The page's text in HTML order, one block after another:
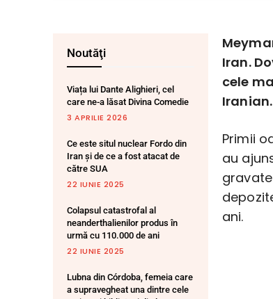
Noutăţi
Viața lui Dante Alighieri, cel
care ne-a lăsat Divina Comedie
3 APRILIE 2026
Ce este situl nuclear Fordo din
Iran și de ce a fost atacat de
către SUA
22 IUNIE 2025
Colapsul catastrofal al
neanderthalienilor produs în
urmă cu 110.000 de ani
22 IUNIE 2025
Lubna din Córdoba, femeia care
a supravegheat una dintre cele
Iran.
cele
Iranian.
Primii
au
ani.